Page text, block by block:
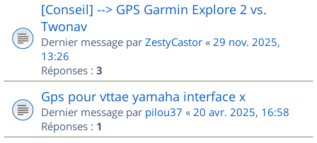
[Conseil] --> GPS Garmin Explore 2 vs.
Twonav
Dernier message par ZestyCastor « 29 nov. 2025,
13:26
Réponses : 3
Gps pour vttae yamaha interface x
Dernier message par pilou37 « 20 avr. 2025, 16:58
Réponses : 1